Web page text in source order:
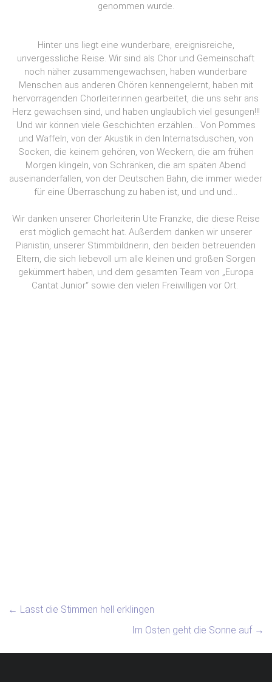
genommen wurde.
Hinter uns liegt eine wunderbare, ereignisreiche,
unvergessliche Reise. Wir sind als Chor und Gemeinschaft
noch näher zusammengewachsen, haben wunderbare
Menschen aus anderen Chören kennengelernt, haben mit
hervorragenden Chorleiterinnen gearbeitet, die uns sehr ans
Herz gewachsen sind, und haben unglaublich viel gesungen!!!
Und wir können viele Geschichten erzählen… Von Pommes
und Waffeln, von der Akustik in den Internatsduschen, von
Socken, die keinem gehören, von Weckern, die am frühen
Morgen klingeln, von Schränken, die am späten Abend
auseinanderfallen, von der Deutschen Bahn, die immer wieder
für eine Überraschung zu haben ist, und und und…
Wir danken unserer Chorleiterin Ute Franzke, die diese Reise
erst möglich gemacht hat. Außerdem danken wir unserer
Pianistin, unserer Stimmbildnerin, den beiden betreuenden
Eltern, die sich liebevoll um alle kleinen und großen Sorgen
gekümmert haben, und dem gesamten Team von „Europa
Cantat Junior“ sowie den vielen Freiwilligen vor Ort.
← Lasst die Stimmen hell erklingen
Im Osten geht die Sonne auf →